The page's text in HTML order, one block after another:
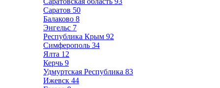
Саратов 50
Балаково 8
Энгельс 7
Республика Крым 92
Симферополь 34
Ялта 12
Керчь 9
Удмуртская Республика 83
Ижевск 44